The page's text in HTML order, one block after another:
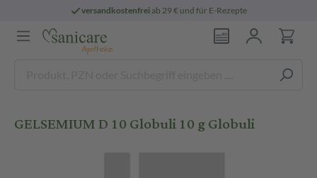
versandkostenfreiab 29 € und für E-Rezepte
GELSEMIUM D 10 Globuli 10 g Globuli